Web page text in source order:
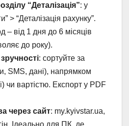
“Деталізація”: у
> “Деталізація рахунку”.
– від 1 дня до 6 місяців
до року).
: сортуйте за
SMS, дані), напрямком
чи вартістю. Експорт у PDF
через сайт: my.kyivstar.ua,
Ідеально для ПК, де